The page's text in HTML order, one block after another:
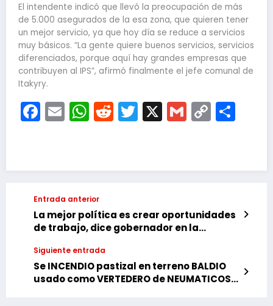
El intendente indicó que llevó la preocupación de más
de 5.000 asegurados de la esa zona, que quieren tener
un mejor servicio, ya que hoy día se reduce a servicios
muy básicos. “La gente quiere buenos servicios, servicios
diferenciados, porque aquí hay grandes empresas que
contribuyen al IPS”, afirmó finalmente el jefe comunal de
Itakyry.
Facebook
EmailWhatsApp
Reddit
Twitter
X Gmail
Copy
Link
Entrada anterior
La mejor política es crear oportunidades
de trabajo, dice gobernador en la
Siguiente entrada
Se INCENDIO pastizal en terreno BALDIO
usado como VERTEDERO de NEUMATICOS